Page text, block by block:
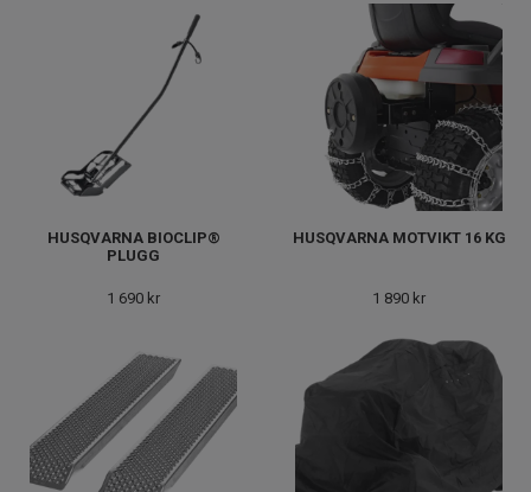
HUSQVARNA BIOCLIP®
PLUGG
1 690 kr
HUSQVARNA MOTVIKT 16 KG
1 890 kr